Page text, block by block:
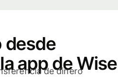
desde
app de Wise
de dinero